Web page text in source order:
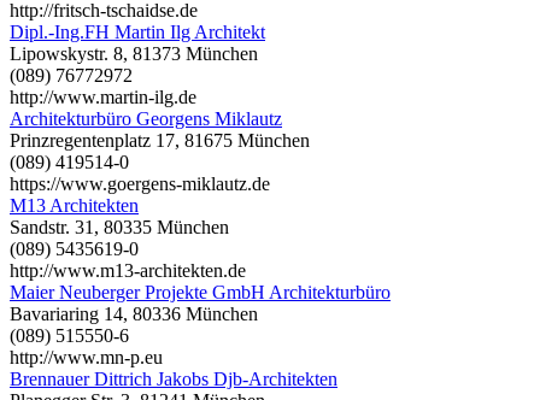
http://fritsch-tschaidse.de
Dipl.-Ing.FH Martin Ilg Architekt
Lipowskystr. 8, 81373 München
(089) 76772972
http://www.martin-ilg.de
Architekturbüro Georgens Miklautz
Prinzregentenplatz 17, 81675 München
(089) 419514-0
https://www.goergens-miklautz.de
M13 Architekten
Sandstr. 31, 80335 München
(089) 5435619-0
http://www.m13-architekten.de
Maier Neuberger Projekte GmbH Architekturbüro
Bavariaring 14, 80336 München
(089) 515550-6
http://www.mn-p.eu
Brennauer Dittrich Jakobs Djb-Architekten